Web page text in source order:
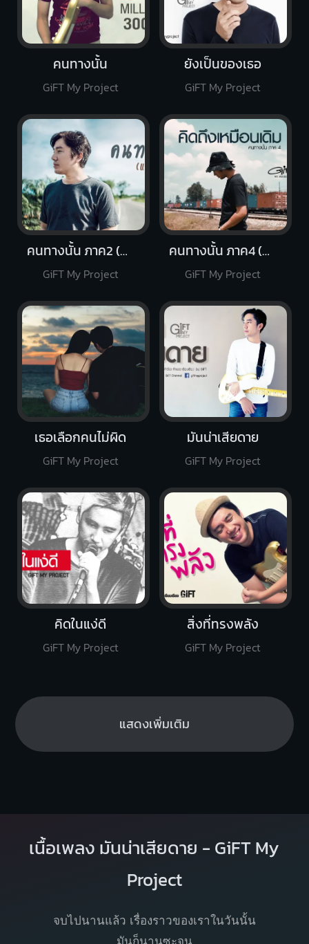
คนทางนั้น
GiFT My Project
ยังเป็นของเธอ
GiFT My Project
มันน่าเสียดาย
GiFT My Project
คิดในแง่ดี
GiFT My Project
คนทางนั้น ภาค2 (แล้วเจอกัน)
GiFT My Project
คนทางนั้น ภาค4 (คิดถึงเหมือนเดิม)
GiFT My Project
สิ่งที่ทรงพลัง
GiFT My Project
เธอเลือกคนไม่ผิด
GiFT My Project
แสดงเพิ่มเติม
เนื้อเพลง มันน่าเสียดาย - GiFT My
Project
จบไปนานแล้ว เรื่องราวของเราในวันนั้น